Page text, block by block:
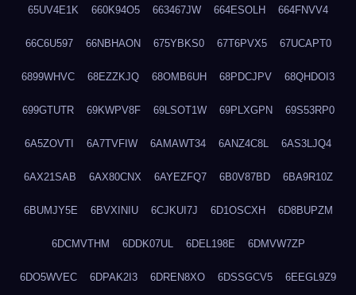
65UV4E1K 660K94O5 663467JW 664ESOLH 664FNVV4
66C6U597 66NBHAON 675YBKS0 67T6PVX5 67UCAPT0
6899WHVC 68EZZKJQ 68OMB6UH 68PDCJPV 68QHDOI3
699GTUTR 69KWPV8F 69LSOT1W 69PLXGPN 69S53RP0
6A5ZOVTI 6A7TVFIW 6AMAWT34 6ANZ4C8L 6AS3LJQ4
6AX21SAB 6AX80CNX 6AYEZFQ7 6B0V87BD 6BA9R10Z
6BUMJY5E 6BVXINIU 6CJKUI7J 6D1OSCXH 6D8BUPZM
6DCMVTHM 6DDK07UL 6DEL198E 6DMVW7ZP
6DO5WVEC 6DPAK2I3 6DREN8XO 6DSSGCV5 6EEGL9Z9